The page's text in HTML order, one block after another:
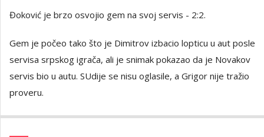
Đoković je brzo osvojio gem na svoj servis - 2:2.
Gem je počeo tako što je Dimitrov izbacio lopticu u aut posle
servisa srpskog igrača, ali je snimak pokazao da je Novakov
servis bio u autu. SUdije se nisu oglasile, a Grigor nije tražio
proveru.